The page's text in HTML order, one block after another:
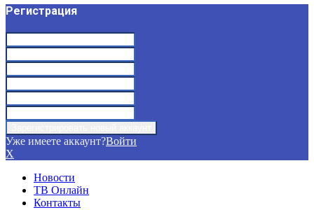
Регистрация
Уже имеете аккаунт?Войти
X
Новости
ТВ Онлайн
Контакты